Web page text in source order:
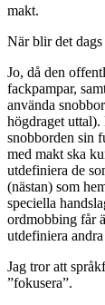
makt.
När blir det
Jo, då den
fackpampar,
använda
högdraget
snobborden sin
med makt ska
utdefiniera de
(nästan) som
speciella
ordmobbing får
utdefiniera
Jag tror att
”fokusera”.